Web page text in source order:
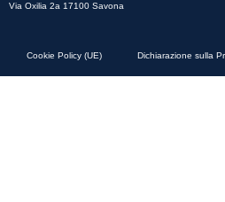
Via Oxilia 2a 17100 Savona
Cookie Policy (UE) Dichiarazione sulla